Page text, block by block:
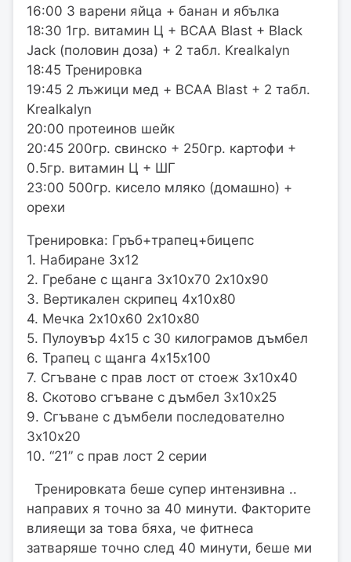
16:00 3 варени яйца + банан и ябълка
18:30 1гр. витамин Ц + BCAA Blast + Black
Jack (половин доза) + 2 табл. Krealkalyn
18:45 Тренировка
19:45 2 лъжици мед + BCAA Blast + 2 табл.
Krealkalyn
20:00 протеинов шейк
20:45 200гр. свинско + 250гр. картофи +
0.5гр. витамин Ц + ШГ
23:00 500гр. кисело мляко (домашно) +
орехи
Тренировка: Гръб+трапец+бицепс
1. Набиране 3х12
2. Гребане с щанга 3х10х70 2х10х90
3. Вертикален скрипец 4х10х80
4. Мечка 2х10х60 2х10х80
5. Пулоувър 4х15 с 30 килограмов дъмбел
6. Трапец с щанга 4х15х100
7. Сгъване с прав лост от стоеж 3х10х40
8. Скотово сгъване с дъмбел 3х10х25
9. Сгъване с дъмбели последователно
3х10х20
10. “21” с прав лост 2 серии
Тренировката беше супер интензивна ..
направих я точно за 40 минути. Факторите
влияещи за това бяха, че фитнеса
затваряше точно след 40 минути, беше ми